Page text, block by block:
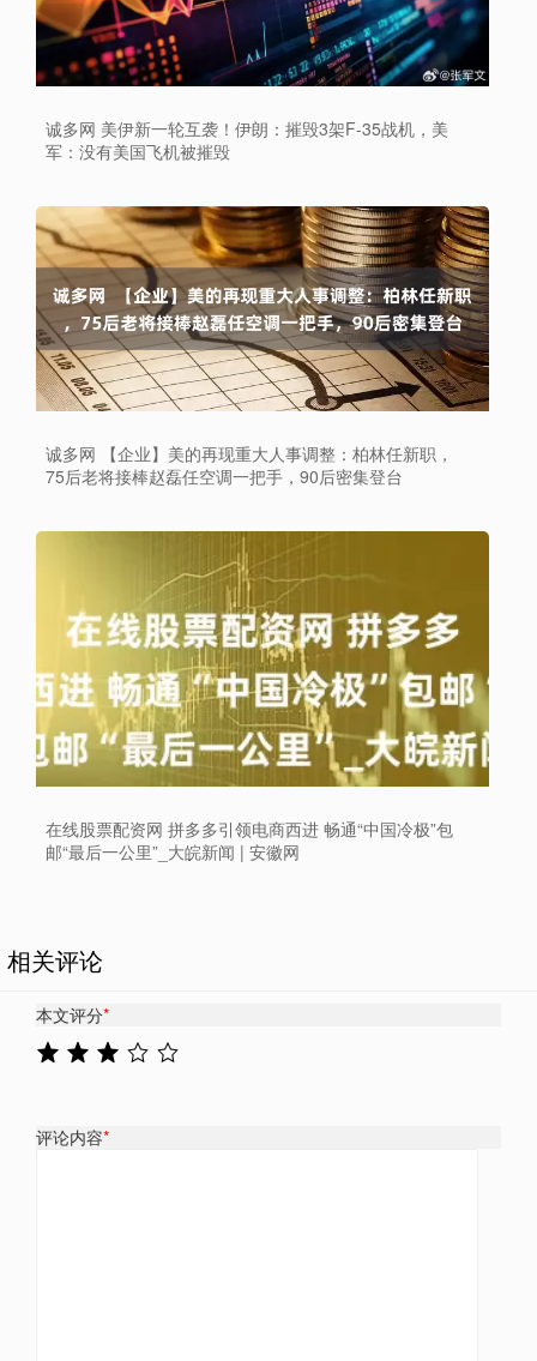
诚多网 美伊新一轮互袭！伊朗：摧毁3架F-35战机，美
军：没有美国飞机被摧毁
诚多网 【企业】美的再现重大人事调整：柏林任新职，
75后老将接棒赵磊任空调一把手，90后密集登台
在线股票配资网 拼多多引领电商西进 畅通“中国冷极”包
邮“最后一公里”_大皖新闻 | 安徽网
相关评论
本文评分*
评论内容*